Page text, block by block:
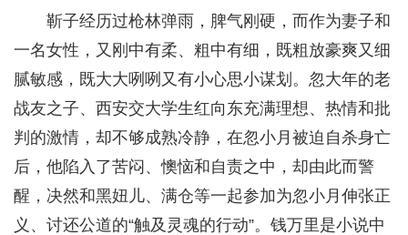
靳子经历过枪林弹雨，脾气刚硬，而作为妻子和
一名女性，又刚中有柔、粗中有细，既粗放豪爽又细
腻敏感，既大大咧咧又有小心思小谋划。忽大年的老
战友之子、西安交大学生红向东充满理想、热情和批
判的激情，却不够成熟冷静，在忽小月被迫自杀身亡
后，他陷入了苦闷、懊恼和自责之中，却由此而警
醒，决然和黑妞儿、满仓等一起参加为忽小月伸张正
义、讨还公道的“触及灵魂的行动”。钱万里是小说中